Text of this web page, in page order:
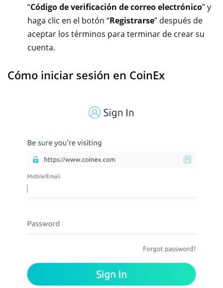
“Código de verificación de correo electrónico” y
haga clic en el botón “Registrarse” después de
aceptar los términos para terminar de crear su
cuenta.
Cómo iniciar sesión en CoinEx